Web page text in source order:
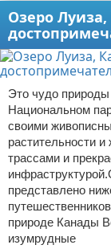
Озеро
Это чудо
Национальном
своими
растительности
трассами и
представлено
природе Канады
изумрудные